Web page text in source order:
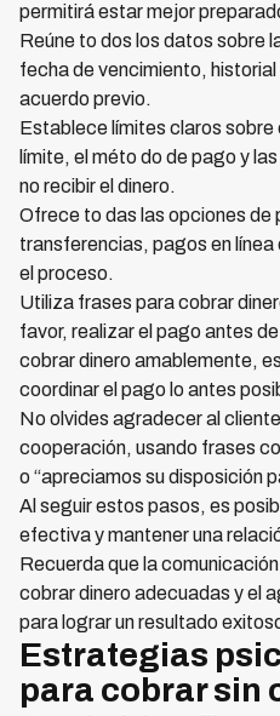
permitirá estar mejor
Reúne to dos los datos sobre
fecha de vencimiento,
acuerdo previo.
Establece límites claros
límite, el méto do de pago y
no recibir el dinero.
Ofrece to das las opciones de
transferencias, pagos en
el proceso.
Utiliza frases para cobrar
favor, realizar el pago antes
cobrar dinero amablemente,
coordinar el pago lo antes
No olvides agradecer al
cooperación, usando frases
o “apreciamos su disposición
Al seguir estos pasos, es
efectiva y mantener una
Recuerda que la
cobrar dinero adecuadas y el
para lograr un resultado
Estrategias
para cobrar sin